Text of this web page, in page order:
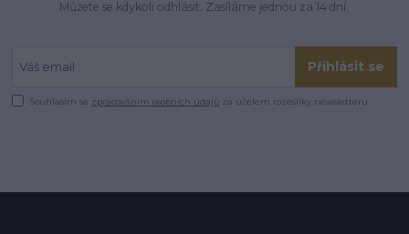
Můžete se kdykoli odhlásit. Zasíláme jednou za 14 dní.
Přihlásit se
Souhlasím se zpracováním osobních údajů za účelem rozesílky newsletteru.